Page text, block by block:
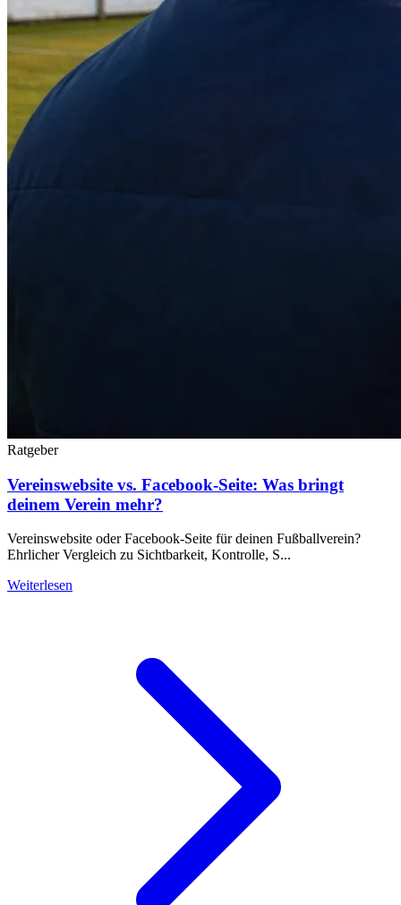
Ratgeber
Vereinswebsite vs. Facebook-Seite: Was bringt
deinem Verein mehr?
Vereinswebsite oder Facebook-Seite für deinen Fußballverein?
Ehrlicher Vergleich zu Sichtbarkeit, Kontrolle, S...
Weiterlesen